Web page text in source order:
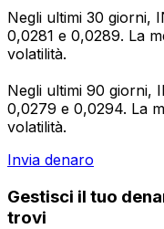
Negli ultimi 30 giorni,
0,0281 e 0,0289. La
volatilità.
Negli ultimi 90 giorni,
0,0279 e 0,0294. La
volatilità.
Invia denaro
Gestisci il tuo
trovi